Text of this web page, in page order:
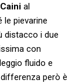
al
pievarine
distacco i due
con
fluido e
però è